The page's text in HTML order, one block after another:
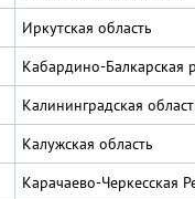
Иркутская область
Кабардино-Балкарская
Калининградская
Калужская область
Карачаево-Черкесская